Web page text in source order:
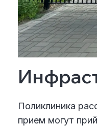
Поликлиника
прием могут